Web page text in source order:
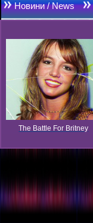
Новини / News
The Battle For Britney